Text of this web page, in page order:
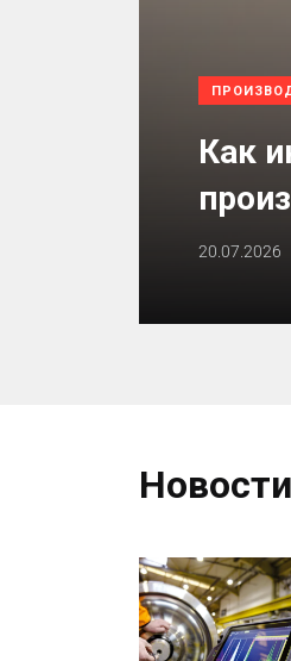
Как
20.07.2026